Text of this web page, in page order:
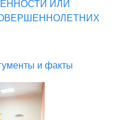
ИЛИ
и факты